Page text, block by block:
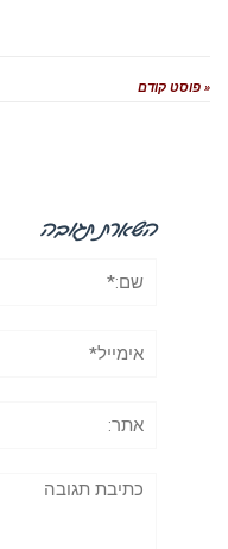
« פוסט קודם
השארת תגובה
תגובה